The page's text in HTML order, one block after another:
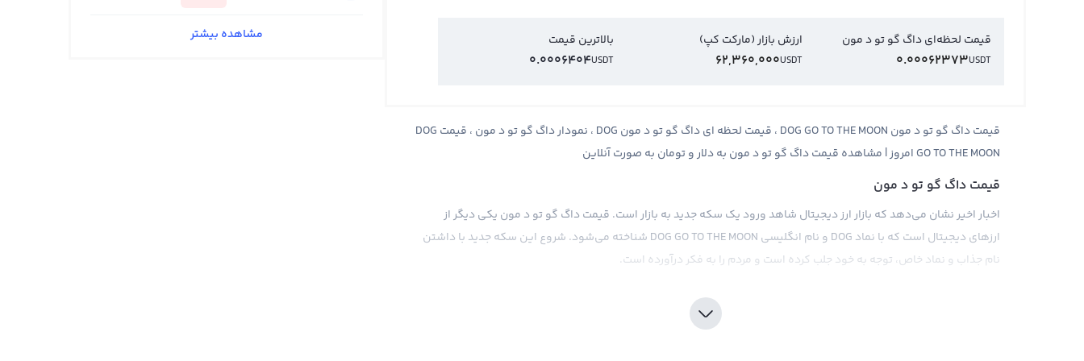
قیمت لحظه‌ای داگ گو تو د مون
USDT
0.00062373
ارزش بازار (مارکت کپ)
USDT
62,360,000
بالاترین قیمت
USDT
0.0006404
قیمت داگ گو تو د مون DOG GO TO THE MOON ، قیمت لحظه ای داگ گو تو د مون DOG ، نمودار داگ گو تو د مون ، قیمت DOG
GO TO THE MOON امروز | مشاهده قیمت داگ گو تو د مون به دلار و تومان به صورت آنلاین
قیمت داگ گو تو د مون
اخبار اخیر نشان می‌دهد که بازار ارز دیجیتال شاهد ورود یک سکه جدید به بازار است. قیمت داگ گو تو د مون یکی دیگر از
ارزهای دیجیتال است که با نماد DOG و نام انگلیسی DOG GO TO THE MOON شناخته می‌شود. شروع این سکه جدید با داشتن
نام جذاب و نماد خاص، توجه به خود جلب کرده است و مردم را به فکر درآورده است.
رویدادهای اقتصادی و سیاسی دنیا، تاثیر زیادی در قیمت این سکه دیجیتال خواهد داشت. در ضمن، قیمت داگ گو تو د مون
مشاهده بیشتر